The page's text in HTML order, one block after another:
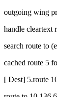
outgoing wing
handle cleartext
search route to
cached route 5
[ Dest] 5.route